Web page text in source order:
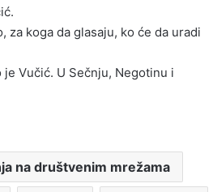
za koga da glasaju, ko će da uradi
je Vučić. U Sečnju, Negotinu i
na društvenim mrežama